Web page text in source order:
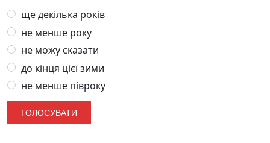
ще декілька років
не менше року
не можу сказати
до кінця цієї зими
не менше півроку